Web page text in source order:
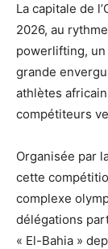
La capitale de
2026, au
powerlifting,
grande
athlètes
compétiteurs
Organisée par
cette
complexe
délégations
« El-Bahia »